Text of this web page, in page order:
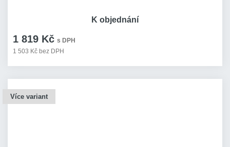
1 819 Kč s DPH
1 503 Kč bez DPH
K objednání
Více variant